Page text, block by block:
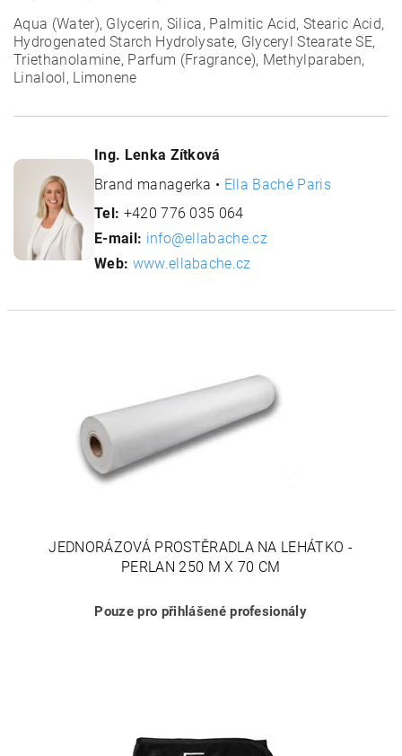
Aqua (Water), Glycerin, Silica, Palmitic Acid, Stearic Acid,
Hydrogenated Starch Hydrolysate, Glyceryl Stearate SE,
Triethanolamine, Parfum (Fragrance), Methylparaben,
Linalool, Limonene
Ing. Lenka Zítková
Brand managerka • Ella Baché Paris
Tel: +420 776 035 064
E-mail: info@ellabache.cz
Web: www.ellabache.cz
JEDNORÁZOVÁ PROSTĚRADLA NA LEHÁTKO -
PERLAN 250 M X 70 CM
Pouze pro přihlášené profesionály